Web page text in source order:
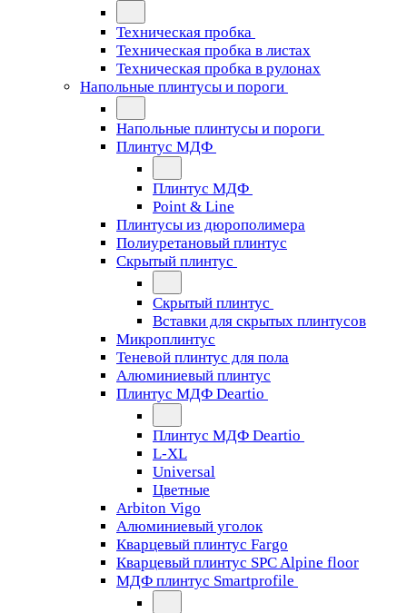
Техническая пробка
Техническая пробка в листах
Техническая пробка в рулонах
Напольные плинтусы и пороги
Напольные плинтусы и пороги
Плинтус МДФ
Плинтус МДФ
Point & Line
Плинтусы из дюрополимера
Полиуретановый плинтус
Скрытый плинтус
Скрытый плинтус
Вставки для скрытых плинтусов
Микроплинтус
Теневой плинтус для пола
Алюминиевый плинтус
Плинтус МДФ Deartio
Плинтус МДФ Deartio
L-XL
Universal
Цветные
Arbiton Vigo
Алюминиевый уголок
Кварцевый плинтус Fargo
Кварцевый плинтус SPC Alpine floor
МДФ плинтус Smartprofile